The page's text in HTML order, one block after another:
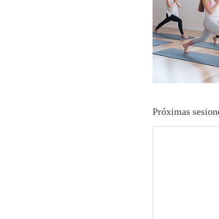
Próximas